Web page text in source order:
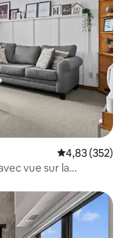
Note
4,83 (352)
vue sur la